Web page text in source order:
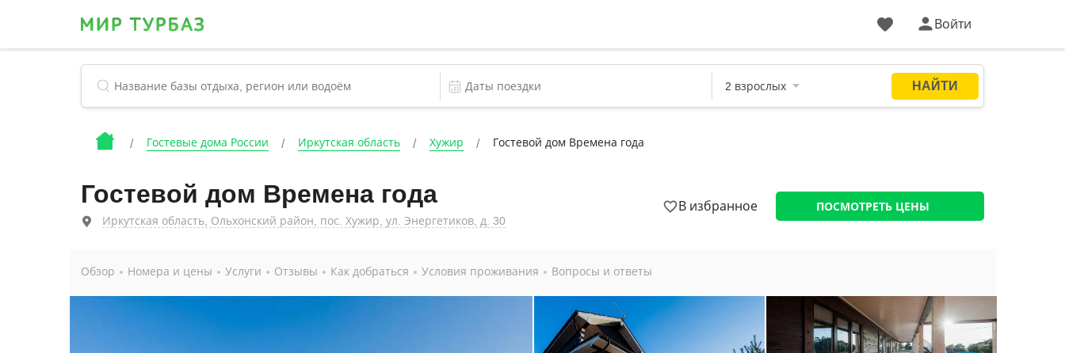
Войти
Гостевые дома России Иркутская область Хужир Гостевой дом Времена года
Гостевой дом Времена года
Иркутская область, Ольхонский район, пос. Хужир, ул. Энергетиков, д. 30
В избранное ПОСМОТРЕТЬ ЦЕНЫ
Обзор Номера и цены Услуги Отзывы Как добраться Условия проживания Вопросы и ответы